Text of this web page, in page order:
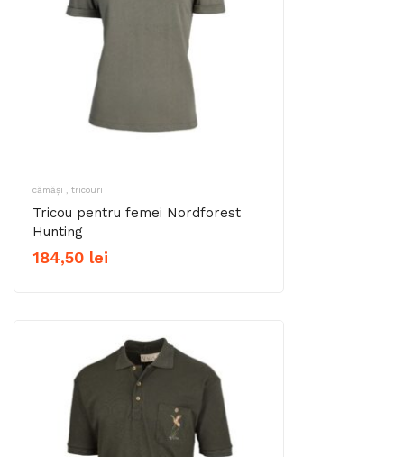
cămăși , tricouri
Tricou pentru femei Nordforest
Hunting
184,50 lei